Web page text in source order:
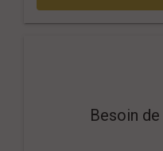
Besoin